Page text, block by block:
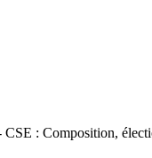
: Composition,